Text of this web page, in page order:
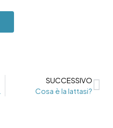
SUCCESSIVO
Cosa è la lattasi?